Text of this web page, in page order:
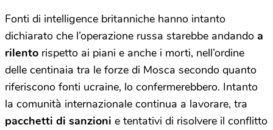
Fonti di intelligence britanniche hanno intanto
dichiarato che l’operazione russa starebbe andando a
rilento rispetto ai piani e anche i morti, nell’ordine
delle centinaia tra le forze di Mosca secondo quanto
riferiscono fonti ucraine, lo confermerebbero. Intanto
la comunità internazionale continua a lavorare, tra
pacchetti di sanzioni e tentativi di risolvere il conflitto